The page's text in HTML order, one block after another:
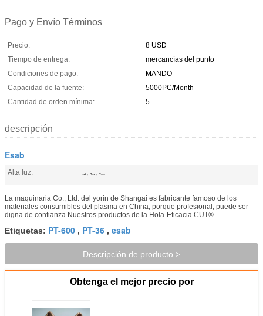
Pago y Envío Términos
Precio:
8 USD
Tiempo de entrega:
mercancías del punto
Condiciones de pago:
MANDO
Capacidad de la fuente:
5000PC/Month
Cantidad de orden mínima:
5
descripción
Esab
Alta luz: esab , PT-36 , PT-600
La maquinaria Co., Ltd. del yorin de Shangai es fabricante famoso de los
materiales consumibles del plasma en China, porque profesional, puede ser
digna de confianza.Nuestros productos de la Hola-Eficacia CUT® ...
Etiquetas: PT-600 , PT-36 , esab
Descripción de producto >
Obtenga el mejor precio por